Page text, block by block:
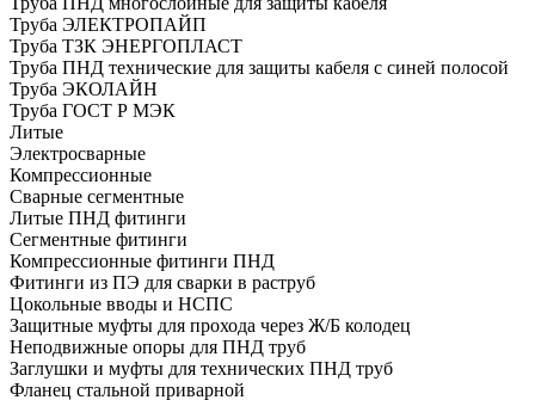
Труба ЭЛЕКТРОПАЙП
Труба ТЗК ЭНЕРГОПЛАСТ
Труба ПНД технические для защиты кабеля с синей полосой
Труба ЭКОЛАЙН
Труба ГОСТ Р МЭК
Литые
Электросварные
Компрессионные
Сварные сегментные
Литые ПНД фитинги
Сегментные фитинги
Компрессионные фитинги ПНД
Фитинги из ПЭ для сварки в раструб
Цокольные вводы и НСПС
Защитные муфты для прохода через Ж/Б колодец
Неподвижные опоры для ПНД труб
Заглушки и муфты для технических ПНД труб
Фланец стальной приварной